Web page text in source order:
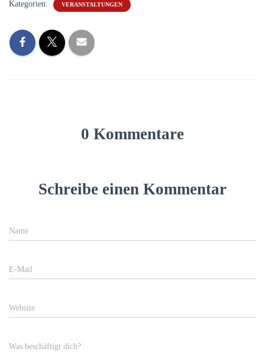
Kategorien: VERANSTALTUNGEN
0 Kommentare
Schreibe einen Kommentar
Name
E-Mail
Website
Was beschäftigt dich?